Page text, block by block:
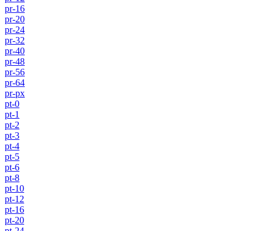
pr-16
pr-20
pr-24
pr-32
pr-40
pr-48
pr-56
pr-64
pr-px
pt-0
pt-1
pt-2
pt-3
pt-4
pt-5
pt-6
pt-8
pt-10
pt-12
pt-16
pt-20